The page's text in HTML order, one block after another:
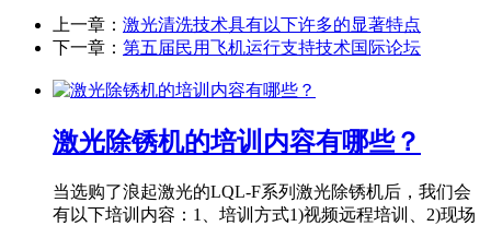
上一章： 激光清洗技术具有以下许多的显著特点
下一章： 第五届民用飞机运行支持技术国际论坛
激光除锈机的培训内容有哪些？
当选购了浪起激光的LQL-F系列激光除锈机后，我们会
有以下培训内容：1、培训方式1)视频远程培训、2)现场